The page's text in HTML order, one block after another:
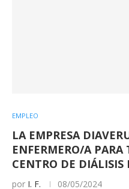
EMPLEO
LA EMPRESA
ENFERMERO/A PARA
CENTRO DE DIÁLISIS
por I. F. 08/05/2024